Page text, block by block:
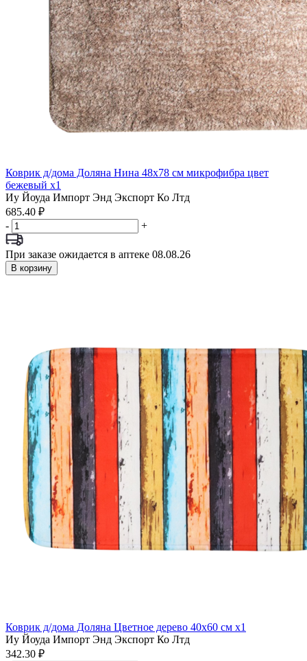
Коврик д/дома Доляна Нина 48х78 см микрофибра цвет
бежевый x1
Иу Йоуда Импорт Энд Экспорт Ко Лтд
685.40 ₽
-
+
При заказе ожидается в аптеке 08.08.26
В корзину
Коврик д/дома Доляна Цветное дерево 40х60 см x1
Иу Йоуда Импорт Энд Экспорт Ко Лтд
342.30 ₽